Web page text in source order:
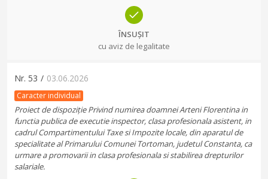
ÎNSUȘIT
cu aviz de legalitate
Nr. 53 / 03.06.2026
Caracter individual
Proiect de dispoziție Privind numirea doamnei Arteni Florentina in
functia publica de executie inspector, clasa profesionala asistent, in
cadrul Compartimentului Taxe si Impozite locale, din aparatul de
specialitate al Primarului Comunei Tortoman, judetul Constanta, ca
urmare a promovarii in clasa profesionala si stabilirea drepturilor
salariale.